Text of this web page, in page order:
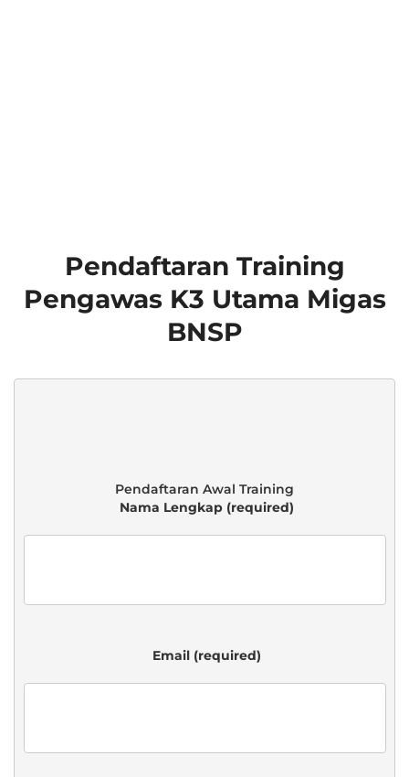
Pendaftaran Training
Pengawas K3 Utama Migas
BNSP
Nama Lengkap (required)
Email (required)